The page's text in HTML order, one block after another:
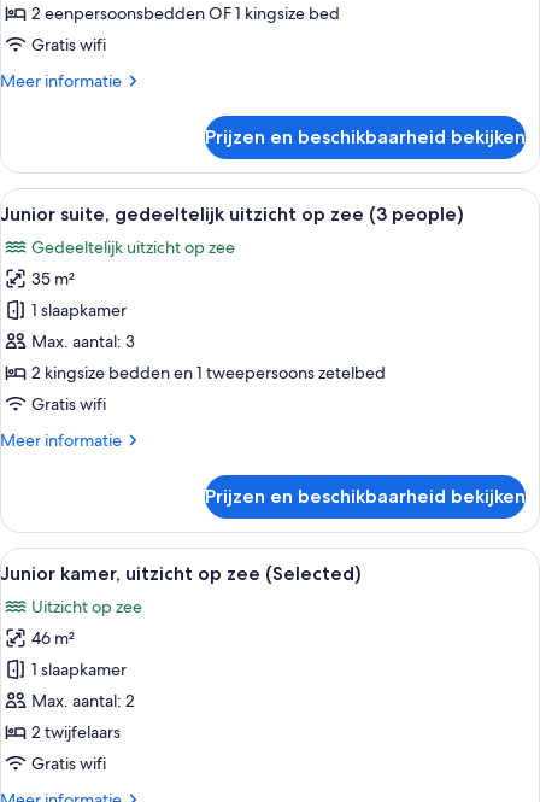
zee
(Selected)
2 eenpersoonsbedden OF 1 kingsize bed
Gratis wifi
Meer informatie
Meer
gedeeltelijk
uitzicht
op
(Selected)
Prijzen en beschikbaarheid bekijken
Alle
foto's
voor
Junior
suite,
gedeeltelijk
uitzicht
op
(3
Een moderne woonkamer met een
6
Junior suite, gedeeltelijk uitzicht op zee (3 people)
Gedeeltelijk uitzicht op zee
35 m²
1 slaapkamer
Max. aantal: 3
2 kingsize bedden en 1 tweepersoons zetelbed
Gratis wifi
Meer informatie
Meer
suite,
gedeeltelijk
uitzicht
zee
(3
people)
Prijzen en beschikbaarheid bekijken
Alle
foto's
voor
Junior
kamer,
uitzicht
op
zee
Een hotelkamer met een groot bed,
9
Junior kamer, uitzicht op zee (Selected)
Uitzicht op zee
46 m²
1 slaapkamer
Max. aantal: 2
2 twijfelaars
Gratis wifi